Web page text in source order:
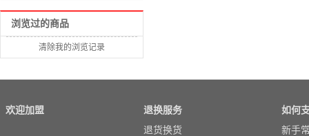
浏览过的商品
清除我的浏览记录
欢迎加盟
退换服务
退货换货
如何
新手